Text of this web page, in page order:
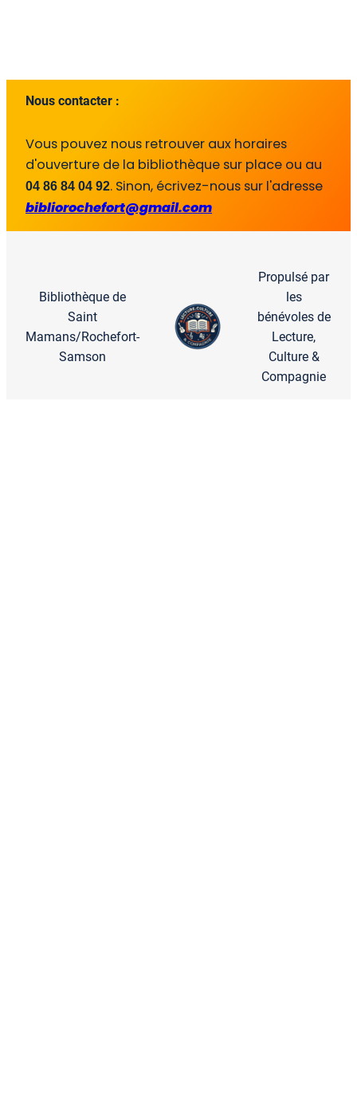
Nous contacter :
Vous pouvez nous retrouver aux horaires
04 86 84 04 92
bibliorochefort@gmail.com
Bibliothèque de
Saint
Mamans/Rochefort-
Samson
Propulsé par
les
bénévoles de
Lecture,
Culture &
Compagnie